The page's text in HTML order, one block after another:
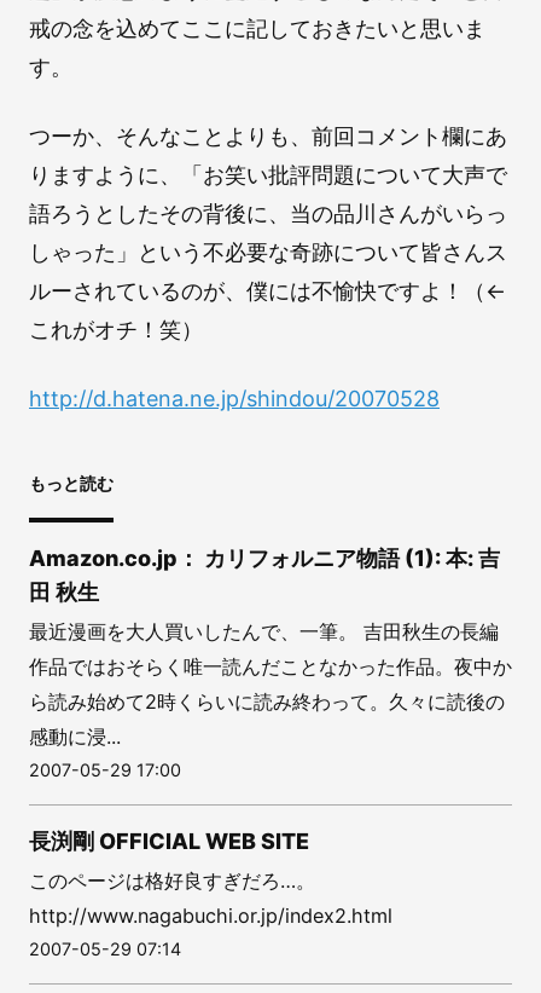
戒の念を込めてここに記しておきたいと思いま
す。
つーか、そんなことよりも、前回コメント欄にあ
りますように、「お笑い批評問題について大声で
語ろうとしたその背後に、当の品川さんがいらっ
しゃった」という不必要な奇跡について皆さんス
ルーされているのが、僕には不愉快ですよ！（←
これがオチ！笑）
http://d.hatena.ne.jp/shindou/20070528
もっと読む
Amazon.co.jp： カリフォルニア物語 (1): 本: 吉
田 秋生
最近漫画を大人買いしたんで、一筆。 吉田秋生の長編
作品ではおそらく唯一読んだことなかった作品。夜中か
ら読み始めて2時くらいに読み終わって。久々に読後の
感動に浸...
2007-05-29 17:00
長渕剛 OFFICIAL WEB SITE
このページは格好良すぎだろ…。
http://www.nagabuchi.or.jp/index2.html
2007-05-29 07:14